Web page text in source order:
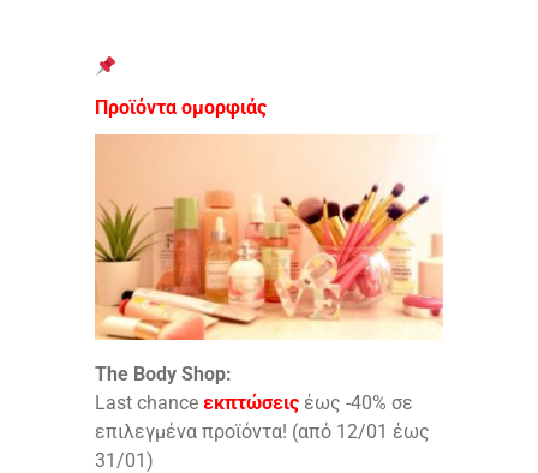
Προϊόντα ομορφιάς
The Body Shop:
Last chance εκπτώσεις έως -40% σε
επιλεγμένα προϊόντα! (από 12/01 έως
31/01)